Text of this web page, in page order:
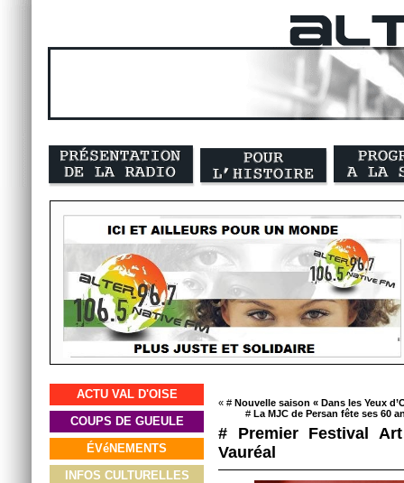
ACTU VAL D'OISE
COUPS DE GUEULE
ÉVéNEMENTS
INFOS CULTURELLES
« # Nouvelle saison « Dans les Yeux
# La MJC de Persan fête ses 60
# Premier Festival
Vauréal